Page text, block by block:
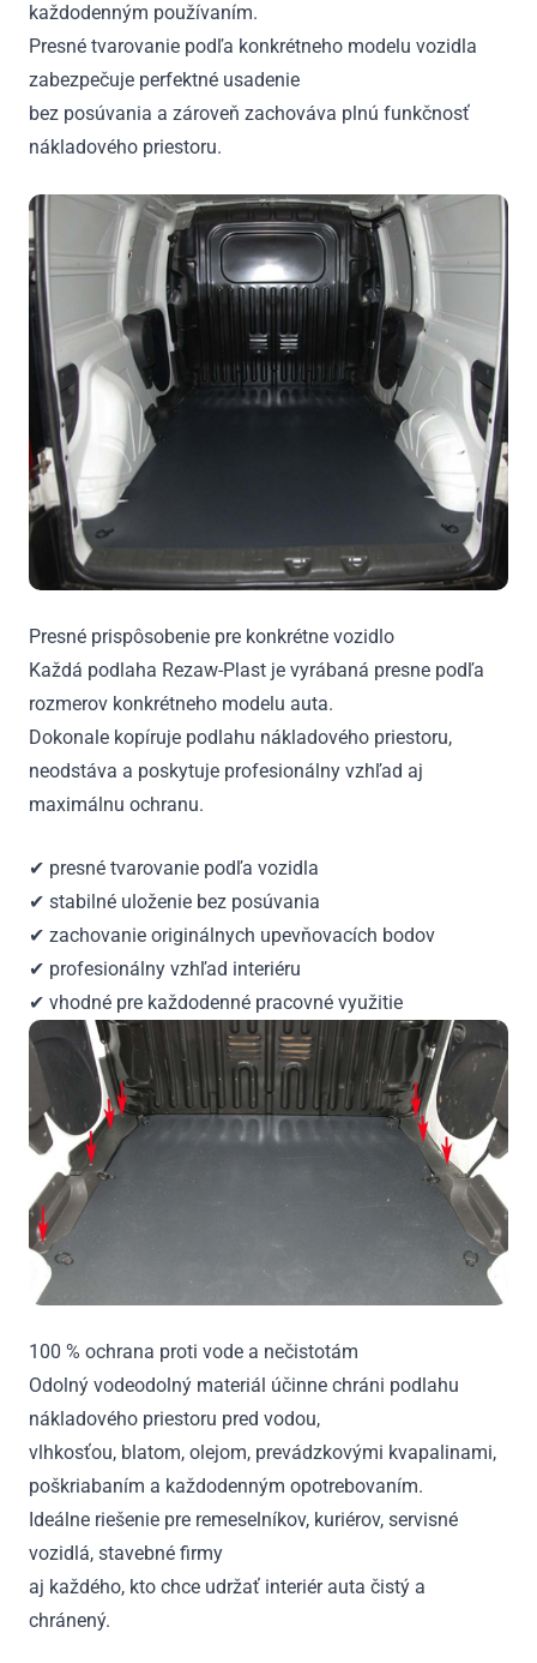
každodenným používaním.
Presné tvarovanie podľa konkrétneho modelu vozidla
zabezpečuje perfektné usadenie
bez posúvania a zároveň zachováva plnú funkčnosť
nákladového priestoru.
Presné prispôsobenie pre konkrétne vozidlo
Každá podlaha Rezaw-Plast je vyrábaná presne podľa
rozmerov konkrétneho modelu auta.
Dokonale kopíruje podlahu nákladového priestoru,
neodstáva a poskytuje profesionálny vzhľad aj
maximálnu ochranu.
✔ presné tvarovanie podľa vozidla
✔ stabilné uloženie bez posúvania
✔ zachovanie originálnych upevňovacích bodov
✔ profesionálny vzhľad interiéru
✔ vhodné pre každodenné pracovné využitie
100 % ochrana proti vode a nečistotám
Odolný vodeodolný materiál účinne chráni podlahu
nákladového priestoru pred vodou,
vlhkosťou, blatom, olejom, prevádzkovými kvapalinami,
poškriabaním a každodenným opotrebovaním.
Ideálne riešenie pre remeselníkov, kuriérov, servisné
vozidlá, stavebné firmy
aj každého, kto chce udržať interiér auta čistý a
chránený.